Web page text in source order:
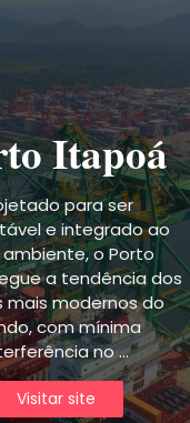
Itapoá
para ser
e integrado ao
o Porto
a tendência dos
mais modernos do
com mínima
no ...
Visitar site